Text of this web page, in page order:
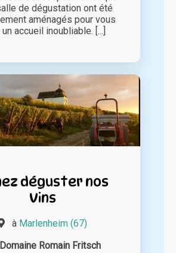
de dégustation ont été
aménagés pour vous
accueil inoubliable. [...]
déguster nos
Vins
à Marlenheim (67)
Domaine Romain Fritsch